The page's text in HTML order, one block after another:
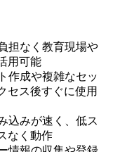
担なく教育現場や
用可能
作成や複雑なセッ
セス後すぐに使用
込みが速く、低ス
なく動作